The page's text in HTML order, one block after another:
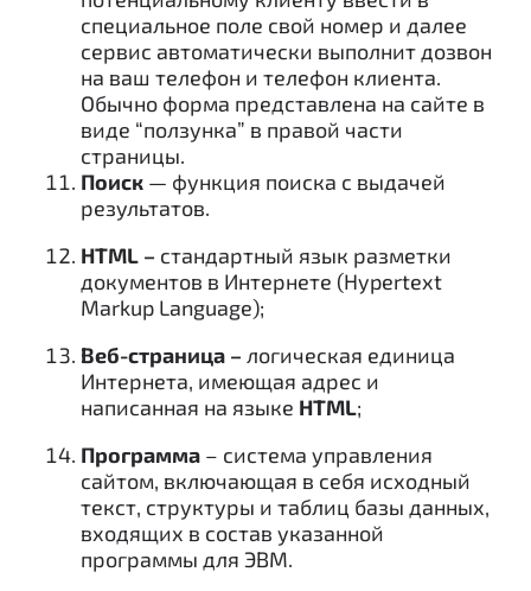
специальное поле свой номер и далее
сервис автоматически выполнит дозвон
на ваш телефон и телефон клиента.
Обычно форма представлена на сайте в
виде “ползунка” в правой части
страницы.
Поиск — функция поиска с выдачей
результатов.
HTML – cтандартный язык разметки
документов в Интернете (Hypertext
Markup Language);
Веб-страница – логическая единица
Интернета, имеющая адрес и
написанная на языке HTML;
Программа – система управления
сайтом, включающая в себя исходный
текст, структуры и таблиц базы данных,
входящих в состав указанной
программы для ЭВМ.